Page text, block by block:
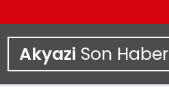
Akyazi Son Haber